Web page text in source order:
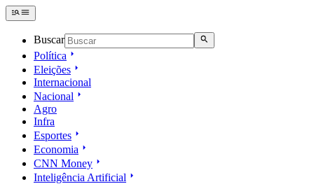
Buscar
Política
Eleições
Internacional
Nacional
Agro
Infra
Esportes
Economia
CNN Money
Inteligência Artificial